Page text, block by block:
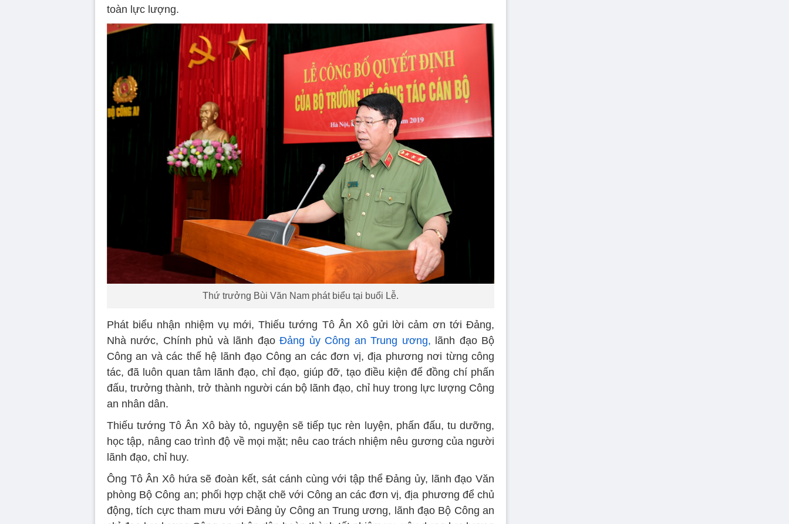
toàn lực lượng.
Thứ trưởng Bùi Văn Nam phát biểu tại buổi Lễ.
Phát biểu nhận nhiệm vụ mới, Thiếu tướng Tô Ân Xô gửi lời cảm ơn tới Đảng,
Nhà nước, Chính phủ và lãnh đạoĐảng ủy Công an Trung ương, lãnh đạo Bộ
Công an và các thế hệ lãnh đạo Công an các đơn vị, địa phương nơi từng công
tác, đã luôn quan tâm lãnh đạo, chỉ đạo, giúp đỡ, tạo điều kiện để đồng chí phấn
đấu, trưởng thành, trở thành người cán bộ lãnh đạo, chỉ huy trong lực lượng Công
an nhân dân.
Thiếu tướng Tô Ân Xô bày tỏ, nguyện sẽ tiếp tục rèn luyện, phấn đấu, tu dưỡng,
học tập, nâng cao trình độ về mọi mặt; nêu cao trách nhiệm nêu gương của người
lãnh đạo, chỉ huy.
Ông Tô Ân Xô hứa sẽ đoàn kết, sát cánh cùng với tập thể Đảng ủy, lãnh đạo Văn
phòng Bộ Công an; phối hợp chặt chẽ với Công an các đơn vị, địa phương để chủ
động, tích cực tham mưu với Đảng ủy Công an Trung ương, lãnh đạo Bộ Công an